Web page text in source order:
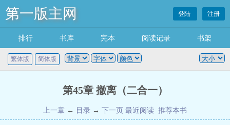
第一版主网 登陆 注册
排行 书库 完本 阅读记录 书架
繁体版 简体版
第45章 撤离（二合一）
上一章 ← 目录 → 下一页 最近阅读 推荐本书